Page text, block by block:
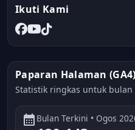
Ikuti Kami
Paparan Halaman (GA4)
Statistik ringkas untuk
calendar_month Bulan Terkini • Ogos